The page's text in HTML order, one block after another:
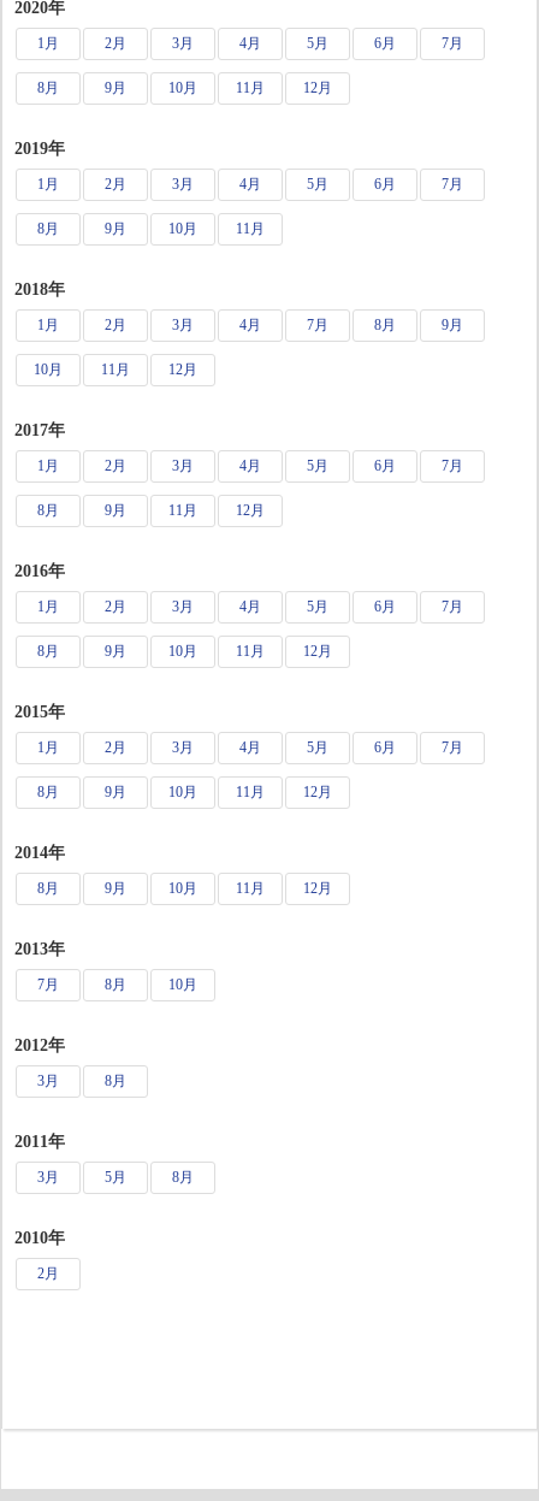
2020年
1月 2月 3月 4月 5月 6月 7月
8月 9月 10月 11月 12月
2019年
1月 2月 3月 4月 5月 6月 7月
8月 9月 10月 11月
2018年
1月 2月 3月 4月 7月 8月 9月
10月 11月 12月
2017年
1月 2月 3月 4月 5月 6月 7月
8月 9月 11月 12月
2016年
1月 2月 3月 4月 5月 6月 7月
8月 9月 10月 11月 12月
2015年
1月 2月 3月 4月 5月 6月 7月
8月 9月 10月 11月 12月
2014年
8月 9月 10月 11月 12月
2013年
7月 8月 10月
2012年
3月 8月
2011年
3月 5月 8月
2010年
2月